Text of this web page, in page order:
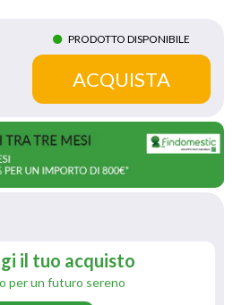
PRODOTTO DISPONIBILE
il tuo acquisto
per un futuro sereno